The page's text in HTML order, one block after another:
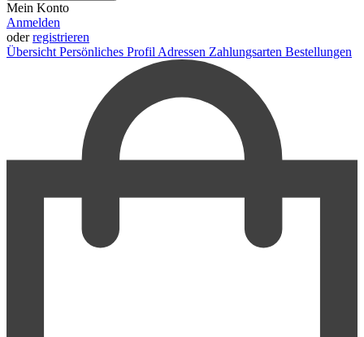
Mein Konto
Anmelden
oderregistrieren
Übersicht Persönliches Profil Adressen Zahlungsarten Bestellungen